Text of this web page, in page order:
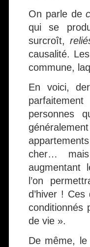
On parle de
qui se
surcroît,
causalité.
commune,
En voici,
personnes
cher…
augmentant
l’on
d’hiver !
conditionnés
de vie ».
De même, le